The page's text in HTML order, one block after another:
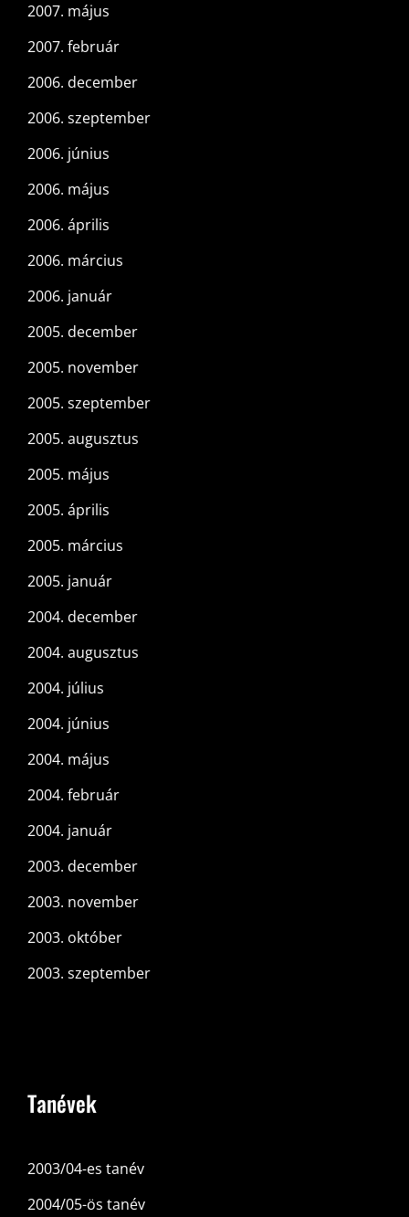
2007. május
2007. február
2006. december
2006. szeptember
2006. június
2006. május
2006. április
2006. március
2006. január
2005. december
2005. november
2005. szeptember
2005. augusztus
2005. május
2005. április
2005. március
2005. január
2004. december
2004. augusztus
2004. július
2004. június
2004. május
2004. február
2004. január
2003. december
2003. november
2003. október
2003. szeptember
Tanévek
2003/04-es tanév
2004/05-ös tanév